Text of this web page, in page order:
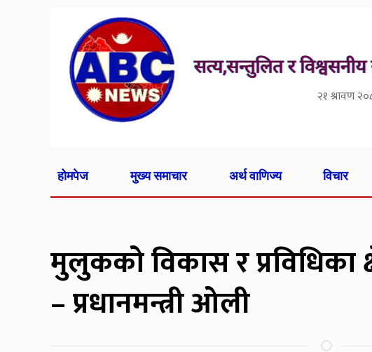
२१ श्रावण
होमपेज मुख्य समाचार अर्थ वाणिज्य विचार
मुलुकको विकास र प्रविधिका
– प्रधानमन्त्री ओली